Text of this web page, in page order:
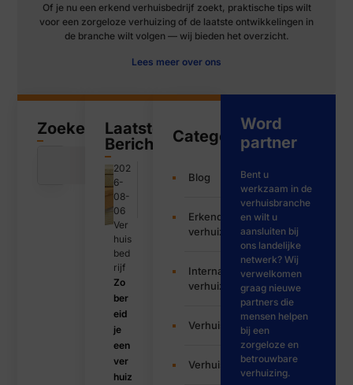
Of je nu een erkend verhuisbedrijf zoekt, praktische tips wilt
voor een zorgeloze verhuizing of de laatste ontwikkelingen in
de branche wilt volgen — wij bieden het overzicht.
Lees meer over ons
Zoeken
Laatste
Bericht
202
6-
08-
06
Ver
huis
bed
rijf
Zo
ber
eid
je
een
ver
huiz
Categorieën
Blog
Erkende
verhuizers
Internationale
verhuizing
Verhuisbedrijf
Verhuisservice
Word
partner
Bent u
werkzaam in de
verhuisbranche
en wilt u
aansluiten bij
ons landelijke
netwerk? Wij
verwelkomen
graag nieuwe
partners die
mensen helpen
bij een
zorgeloze en
betrouwbare
verhuizing.